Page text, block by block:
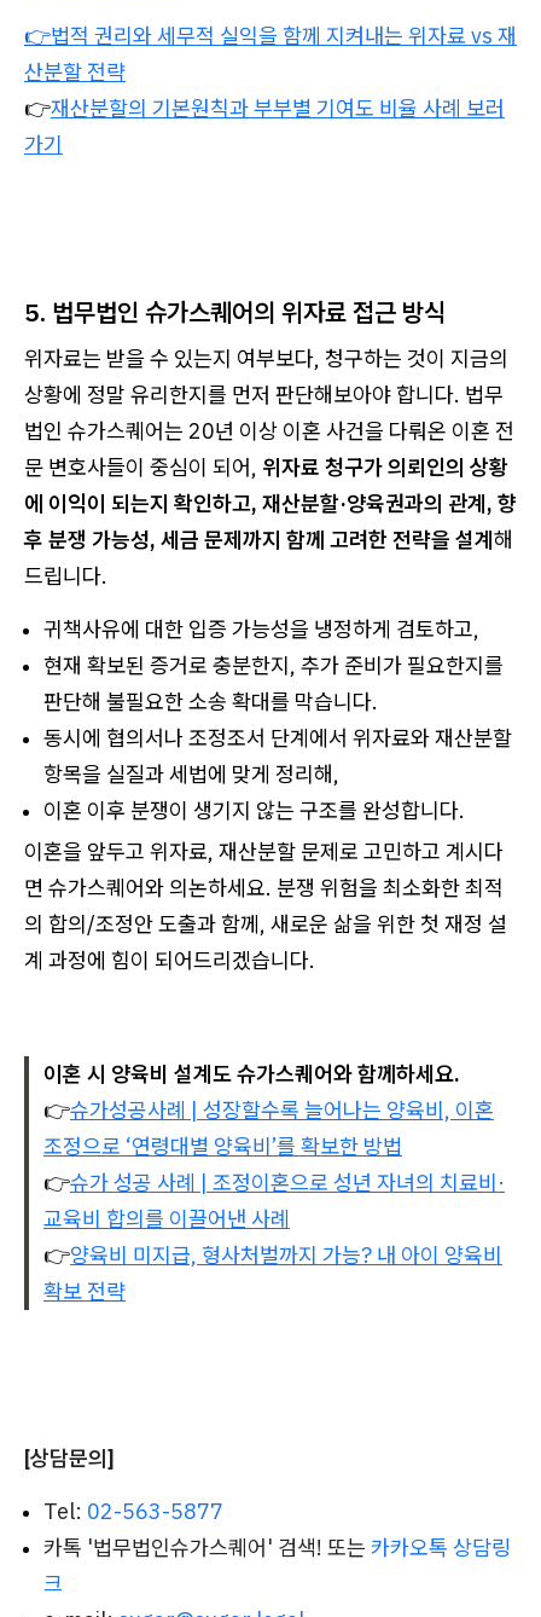
👉법적 권리와 세무적 실익을 함께 지켜내는 위자료 vs 재
산분할 전략
👉재산분할의 기본원칙과 부부별 기여도 비율 사례 보러
가기
5. 법무법인 슈가스퀘어의 위자료 접근 방식
위자료는 받을 수 있는지 여부보다, 청구하는 것이 지금의
상황에 정말 유리한지를 먼저 판단해보아야 합니다. 법무
법인 슈가스퀘어는 20년 이상 이혼 사건을 다뤄온 이혼 전
문 변호사들이 중심이 되어, 위자료 청구가 의뢰인의 상황
에 이익이 되는지 확인하고, 재산분할·양육권과의 관계, 향
후 분쟁 가능성, 세금 문제까지 함께 고려한 전략을 설계해
드립니다.
귀책사유에 대한 입증 가능성을 냉정하게 검토하고,
현재 확보된 증거로 충분한지, 추가 준비가 필요한지를
판단해 불필요한 소송 확대를 막습니다.
동시에 협의서나 조정조서 단계에서 위자료와 재산분할
항목을 실질과 세법에 맞게 정리해,
이혼 이후 분쟁이 생기지 않는 구조를 완성합니다.
이혼을 앞두고 위자료, 재산분할 문제로 고민하고 계시다
면 슈가스퀘어와 의논하세요. 분쟁 위험을 최소화한 최적
의 합의/조정안 도출과 함께, 새로운 삶을 위한 첫 재정 설
계 과정에 힘이 되어드리겠습니다.
이혼 시 양육비 설계도 슈가스퀘어와 함께하세요.
👉슈가성공사례 | 성장할수록 늘어나는 양육비, 이혼
조정으로 ‘연령대별 양육비’를 확보한 방법
👉슈가 성공 사례 | 조정이혼으로 성년 자녀의 치료비·
교육비 합의를 이끌어낸 사례
👉양육비 미지급, 형사처벌까지 가능? 내 아이 양육비
확보 전략
[상담문의]
Tel: 02-563-5877
카톡 '법무법인슈가스퀘어' 검색! 또는 카카오톡 상담링
크